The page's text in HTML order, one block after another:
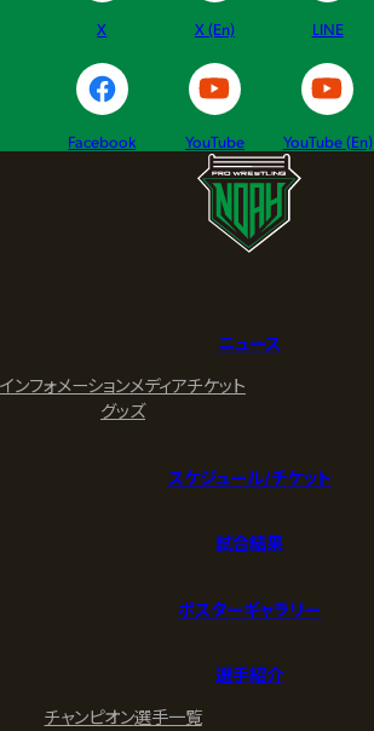
X X (En) LINE
Facebook YouTube YouTube (En)
ニュース
インフォメーションメディアチケット
グッズ
スケジュール/チケット
試合結果
ポスターギャラリー
選手紹介
チャンピオン選手一覧